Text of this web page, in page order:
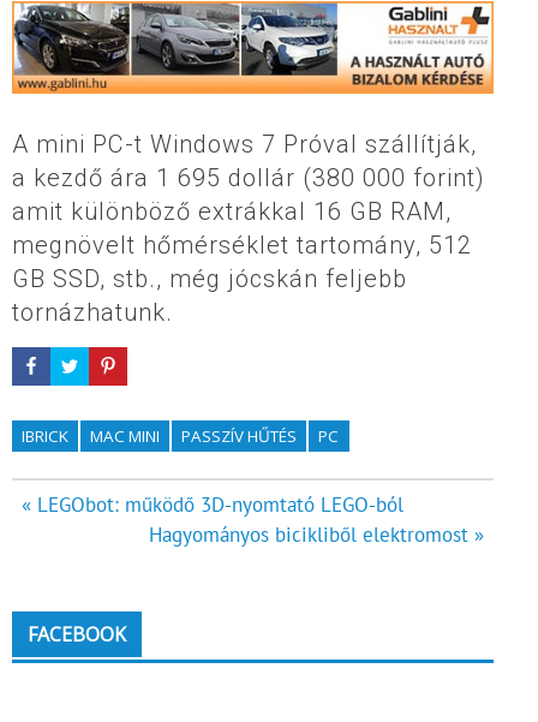
A mini PC-t Windows 7 Próval szállítják,
a kezdő ára 1 695 dollár (380 000 forint)
amit különböző extrákkal 16 GB RAM,
megnövelt hőmérséklet tartomány, 512
GB SSD, stb., még jócskán feljebb
tornázhatunk.
IBRICK MAC MINI PASSZÍV HŰTÉS PC
Bejegyzés
« LEGObot: működő 3D-nyomtató LEGO-ból
Hagyományos bicikliből elektromost »
FACEBOOK